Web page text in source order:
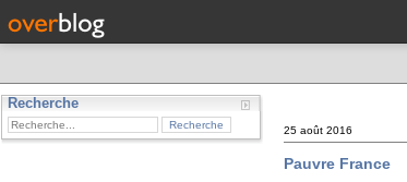
Recherche
25 août 2016
Pauvre France